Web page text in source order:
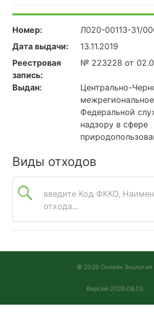
Номер:
Л020-00113-31/
Дата выдачи:
13.11.2019
Реестровая
запись:
№ 223228 от
Выдан:
Центрально-
Федеральной
надзору в сфере
Виды отходов
введите Код ФККО,
отхода...
© 2026 Онлайн Экология
Версия 2026.08.05